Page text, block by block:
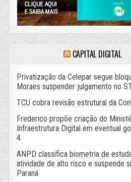
CAPITAL DIGITAL
Privatização da Celepar segue
Moraes suspender julgamento no
TCU cobra revisão estrutural da
Frederico propõe criação do
Infraestrutura Digital em eventual
4
ANPD classifica biometria de
atividade de alto risco e suspende
Paraná